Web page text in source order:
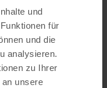
und
für
und die
analysieren.
zu Ihrer
unsere